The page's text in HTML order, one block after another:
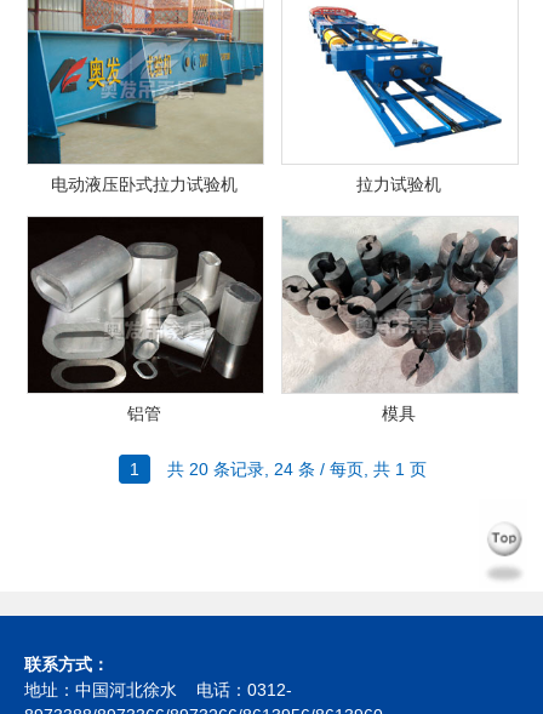
电动液压卧式拉力试验机 拉力试验机
铝管 模具
1 共 20条记录, 24条 / 每页, 共 1 页
联系方式：
地址：中国河北徐水 电话：0312-